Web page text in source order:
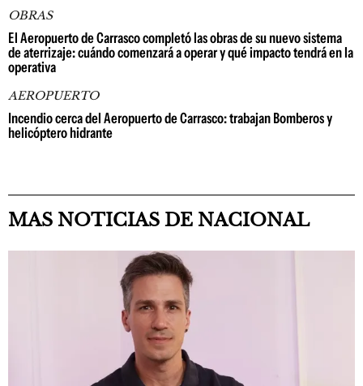
OBRAS
El Aeropuerto de Carrasco completó las obras de su nuevo sistema
de aterrizaje: cuándo comenzará a operar y qué impacto tendrá en la
operativa
AEROPUERTO
Incendio cerca del Aeropuerto de Carrasco: trabajan Bomberos y
helicóptero hidrante
MAS NOTICIAS DE NACIONAL